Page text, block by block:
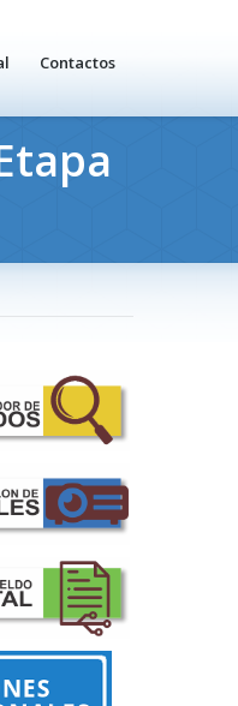
Contactos